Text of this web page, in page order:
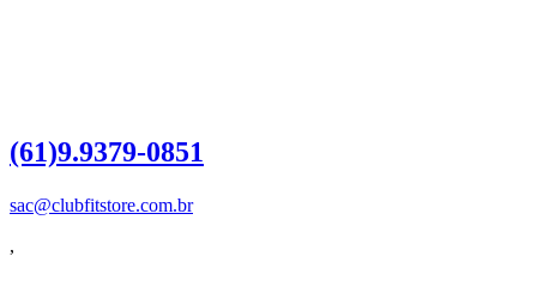
(61)9.9379-0851
sac@clubfitstore.com.br
,